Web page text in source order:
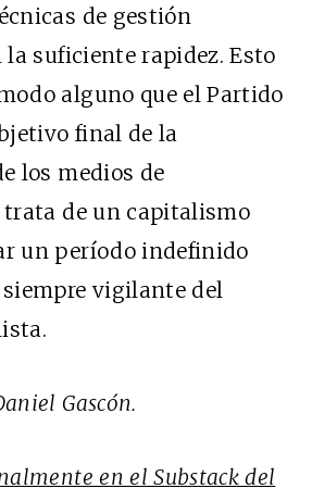
de gestión
suficiente rapidez. Esto
alguno que el Partido
final de la
los medios de
trata de un capitalismo
un período indefinido
vigilante del
Gascón.
en el Substack del